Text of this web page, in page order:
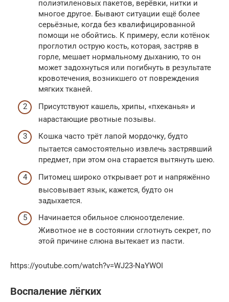
полиэтиленовых пакетов, верёвки, нитки и
многое другое. Бывают ситуации ещё более
серьёзные, когда без квалифицированной
помощи не обойтись. К примеру, если котёнок
проглотил острую кость, которая, застряв в
горле, мешает нормальному дыханию, то он
может задохнуться или погибнуть в результате
кровотечения, возникшего от повреждения
мягких тканей.
Присутствуют кашель, хрипы, «пхеканья» и
нарастающие рвотные позывы.
Кошка часто трёт лапой мордочку, будто
пытается самостоятельно извлечь застрявший
предмет, при этом она старается вытянуть шею.
Питомец широко открывает рот и напряжённо
высовывает язык, кажется, будто он
задыхается.
Начинается обильное слюноотделение.
Животное не в состоянии сглотнуть секрет, по
этой причине слюна вытекает из пасти.
https://youtube.com/watch?v=WJ23-NaYWOI
Воспаление лёгких